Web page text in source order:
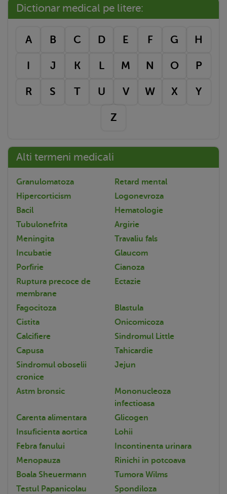
Dictionar medical pe litere:
A B C D E F G H
I J K L M N O P
R S T U V W X Y
Z
Alti termeni medicali
Granulomatoza
Retard mental
Hipercorticism
Logonevroza
Bacil
Hematologie
Tubulonefrita
Argirie
Meningita
Travaliu fals
Incubatie
Glaucom
Porfirie
Cianoza
Ruptura precoce de
membrane
Ectazie
Fagocitoza
Blastula
Cistita
Onicomicoza
Calcifiere
Sindromul Little
Capusa
Tahicardie
Sindromul oboselii
cronice
Jejun
Astm bronsic
Mononucleoza
infectioasa
Carenta alimentara
Glicogen
Insuficienta aortica
Lohii
Febra fanului
Incontinenta urinara
Menopauza
Rinichi in potcoava
Boala Sheuermann
Tumora Wilms
Testul Papanicolau
Spondiloza